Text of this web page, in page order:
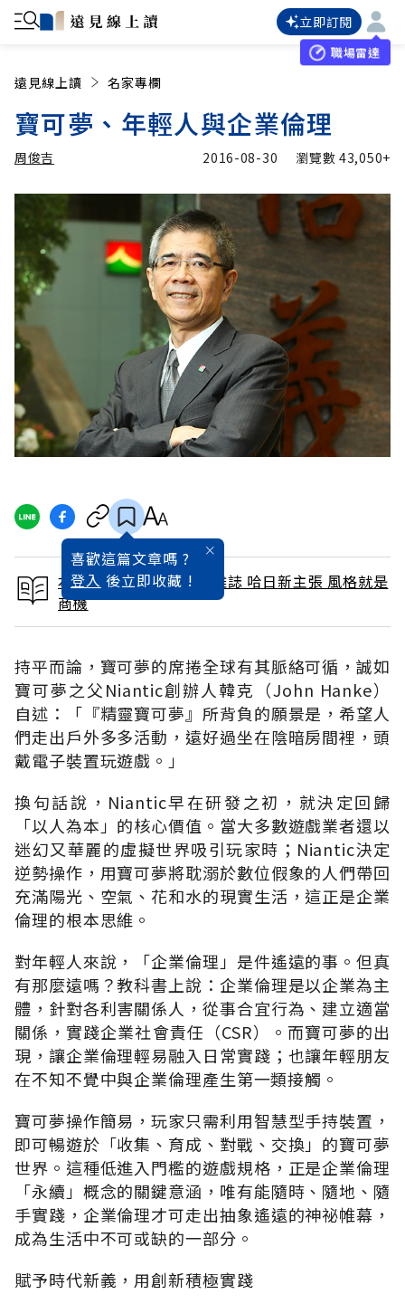
立即訂閱
職場雷達
遠見線上讀 名家專欄
寶可夢、年輕人與企業倫理
周俊吉
加入追蹤
2016-08-30 瀏覽數43,050+
喜歡這篇文章嗎 ?
登入 後立即收藏 !
本文出自 2016 / 9月號雜誌 哈日新主張 風格就是
商機
持平而論，寶可夢的席捲全球有其脈絡可循，誠如
寶可夢之父Niantic創辦人韓克（John Hanke）
自述：「『精靈寶可夢』所背負的願景是，希望人
們走出戶外多多活動，遠好過坐在陰暗房間裡，頭
戴電子裝置玩遊戲。」
換句話說，Niantic早在研發之初，就決定回歸
「以人為本」的核心價值。當大多數遊戲業者還以
迷幻又華麗的虛擬世界吸引玩家時；Niantic決定
逆勢操作，用寶可夢將耽溺於數位假象的人們帶回
充滿陽光、空氣、花和水的現實生活，這正是企業
倫理的根本思維。
對年輕人來說，「企業倫理」是件遙遠的事。但真
有那麼遠嗎？教科書上說：企業倫理是以企業為主
體，針對各利害關係人，從事合宜行為、建立適當
關係，實踐企業社會責任（CSR）。而寶可夢的出
現，讓企業倫理輕易融入日常實踐；也讓年輕朋友
在不知不覺中與企業倫理產生第一類接觸。
寶可夢操作簡易，玩家只需利用智慧型手持裝置，
即可暢遊於「收集、育成、對戰、交換」的寶可夢
世界。這種低進入門檻的遊戲規格，正是企業倫理
「永續」概念的關鍵意涵，唯有能隨時、隨地、隨
手實踐，企業倫理才可走出抽象遙遠的神祕帷幕，
成為生活中不可或缺的一部分。
賦予時代新義，用創新積極實踐